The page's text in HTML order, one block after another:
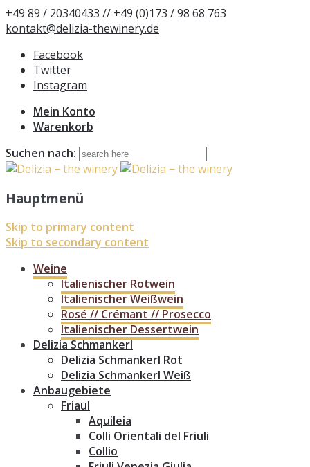
+49 89 / 20340433 // +49 (0)173 / 98 68 763
kontakt@delizia-thewinery.de
Facebook
Twitter
Instagram
Mein Konto
Warenkorb
Suchen nach:
Hauptmenü
Skip to primary content
Skip to secondary content
Weine
Italienischer Rotwein
Italienischer Weißwein
Rosé // Crémant // Prosecco
Italienischer Dessertwein
Delizia Schmankerl
Delizia Schmankerl Rot
Delizia Schmankerl Weiß
Anbaugebiete
Friaul
Aquileia
Colli Orientali del Friuli
Collio